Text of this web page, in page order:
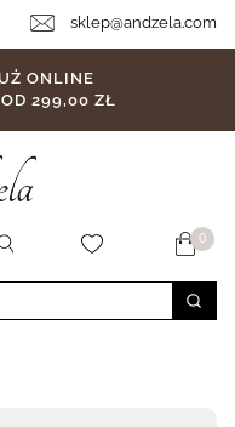
sklep@andzela.com
ONLINE
299,00 ZŁ
0